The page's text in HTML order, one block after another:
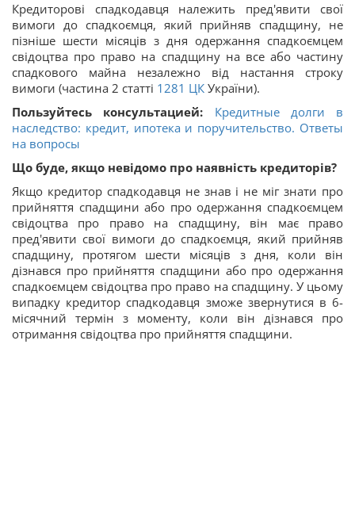
Кредиторові спадкодавця належить пред'явити свої
вимоги до спадкоємця, який прийняв спадщину, не
пізніше шести місяців з дня одержання спадкоємцем
свідоцтва про право на спадщину на все або частину
спадкового майна незалежно від настання строку
вимоги (частина 2 статті 1281 ЦК України).
Пользуйтесь консультацией:
Кредитные долги в
наследство: кредит, ипотека и поручительство. Ответы
на вопросы
Що буде, якщо невідомо про наявність кредиторів?
Якщо кредитор спадкодавця не знав і не міг знати про
прийняття спадщини або про одержання спадкоємцем
свідоцтва про право на спадщину, він має право
пред'явити свої вимоги до спадкоємця, який прийняв
спадщину, протягом шести місяців з дня, коли він
дізнався про прийняття спадщини або про одержання
спадкоємцем свідоцтва про право на спадщину. У цьому
випадку кредитор спадкодавця зможе звернутися в 6-
місячний термін з моменту, коли він дізнався про
отримання свідоцтва про прийняття спадщини.